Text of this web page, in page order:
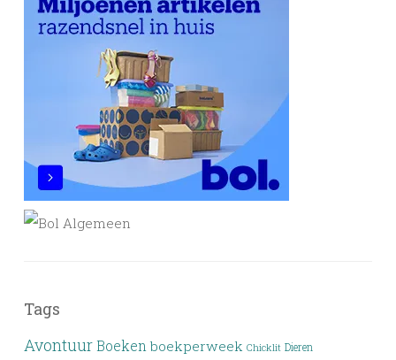
Tags
Avontuur Boeken boekperweek Chicklit Dieren